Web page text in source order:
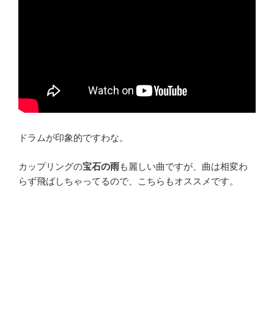
ドラムが印象的ですわな。
カップリングの宝石の雨も麗しい曲ですが、曲は相変わ
らず飛ばしちゃってるので、こちらもオススメです。